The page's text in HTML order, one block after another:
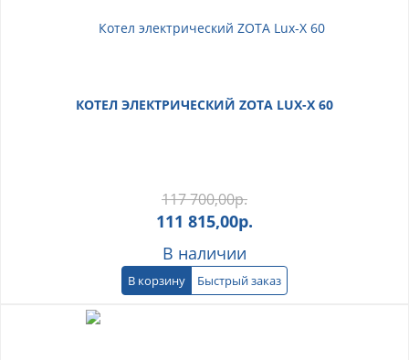
КОТЕЛ ЭЛЕКТРИЧЕСКИЙ ZOTA LUX-X 60
117 700,00р.
111 815,00р.
В наличии
В корзину Быстрый заказ